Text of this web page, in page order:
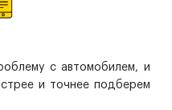
с автомобилем, и
и точнее подберем